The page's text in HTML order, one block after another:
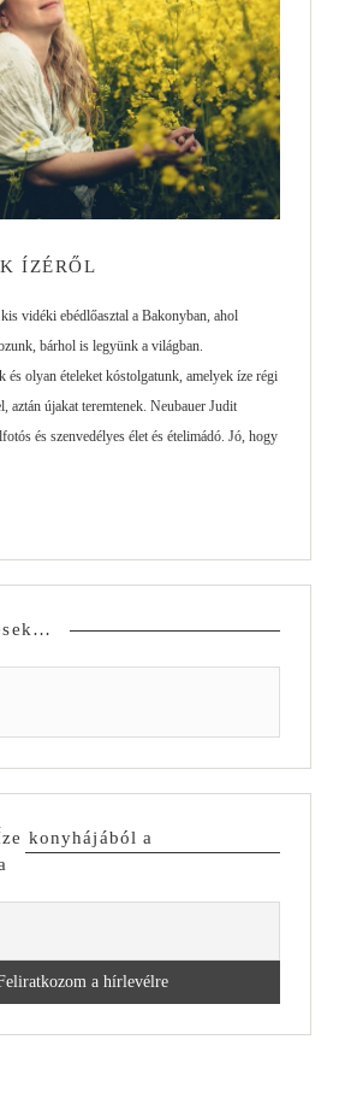
ÍZÉRŐL
vidéki ebédlőasztal a Bakonyban, ahol
bárhol is legyünk a világban.
és olyan ételeket kóstolgatunk, amelyek íze régi
aztán újakat teremtenek. Neubauer Judit
és szenvedélyes élet és ételimádó. Jó, hogy
konyhájából a